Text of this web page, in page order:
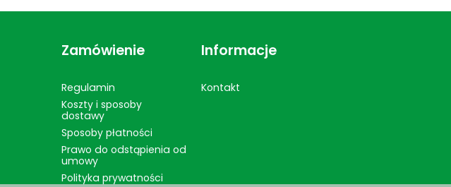
Zamówienie
Regulamin
Koszty i sposoby
dostawy
Sposoby płatności
Prawo do odstąpienia od
umowy
Polityka prywatności
Informacje
Kontakt